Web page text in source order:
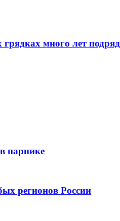
много лет подряд
парнике
регионов России